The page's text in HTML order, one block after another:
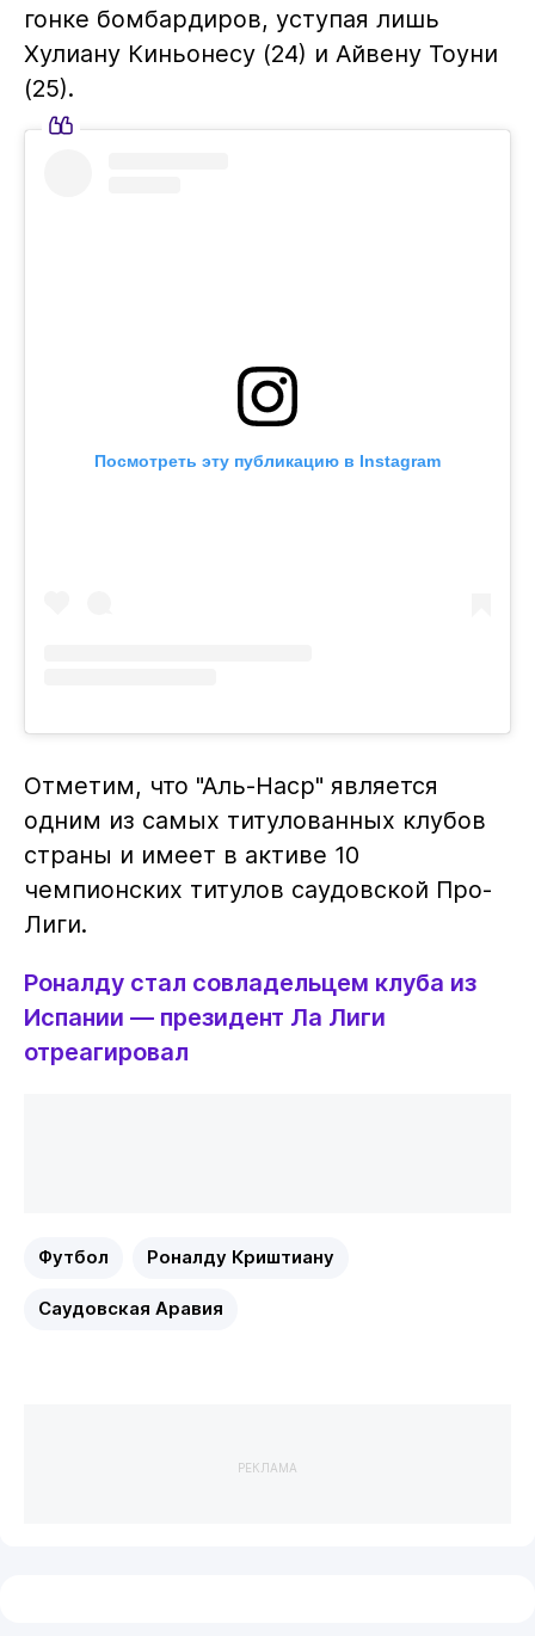
гонке бомбардиров, уступая лишь
Хулиану Киньонесу (24) и Айвену Тоуни
(25).
Посмотреть эту публикацию в Instagram
Отметим, что "Аль-Наср" является
одним из самых титулованных клубов
страны и имеет в активе 10
чемпионских титулов саудовской Про-
Лиги.
Роналду стал совладельцем клуба из
Испании — президент Ла Лиги
отреагировал
Футбол Роналду Криштиану
Саудовская Аравия
РЕКЛАМА